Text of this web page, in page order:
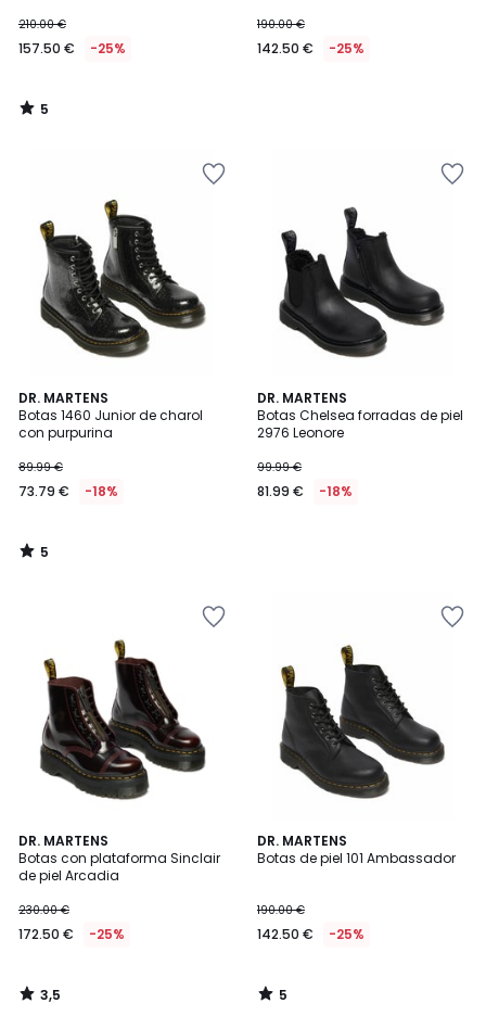
210.00 €
157.50 € -25%
5
/
190.00 €
142.50 € -25%
DR. MARTENS
Botas 1460 Junior de charol
con purpurina
89.99 €
73.79 € -18%
5
/
5
5
/
DR. MARTENS
Botas Chelsea forradas de piel
2976 Leonore
99.99 €
81.99 € -18%
DR. MARTENS
Botas con plataforma Sinclair
de piel Arcadia
230.00 €
172.50 € -25%
3,5
/ 5
3,5
/
DR. MARTENS
Botas de piel 101 Ambassador
190.00 €
142.50 € -25%
5
/
5
/